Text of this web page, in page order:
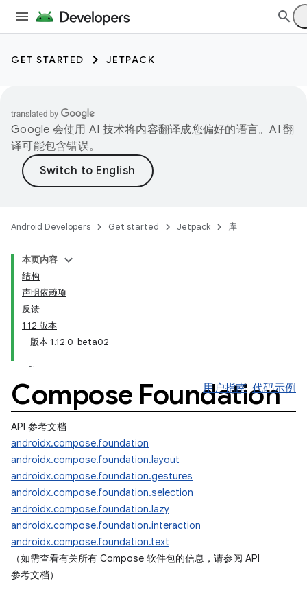
GET STARTED JETPACK
Google 会使用 AI 技术将内容翻译成您偏好的语言。AI 翻
译可能包含错误。
Android Developers Get started Jetpack 库
本页内容
结构
声明依赖项
反馈
1.12 版本
版本 1.12.0-beta02
Compose Foundation
用户指南 代码示例
API 参考文档
androidx.compose.foundation
androidx.compose.foundation.layout
androidx.compose.foundation.gestures
androidx.compose.foundation.selection
androidx.compose.foundation.lazy
androidx.compose.foundation.interaction
androidx.compose.foundation.text
（如需查看有关所有 Compose 软件包的信息，请参阅 API
参考文档）